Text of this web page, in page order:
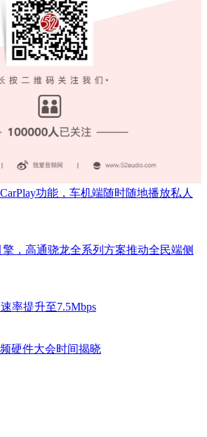
功能，车机端随时随地播放私人
，高通骁龙全系列方案推动全民端侧
率提升至7.5Mbps
硬件大会时间揭晓